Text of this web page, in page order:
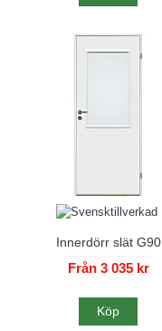
Innerdörr slät G90
Från 3 035 kr
Köp